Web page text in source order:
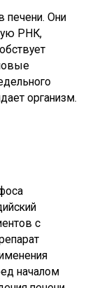
печени. Они
РНК,
организм.
с
началом